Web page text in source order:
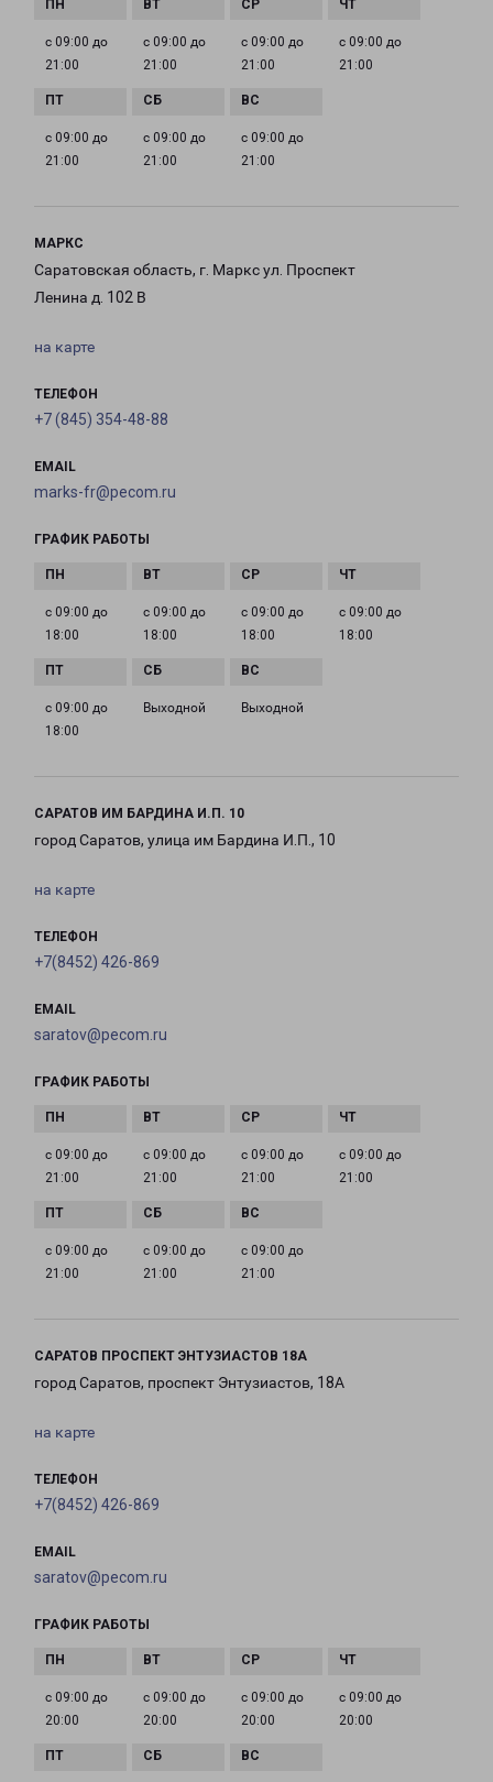
с 09:00 до
21:00
с 09:00 до
21:00
с 09:00 до
21:00
с 09:00 до
21:00
с 09:00 до
21:00
с 09:00 до
21:00
с 09:00 до
21:00
МАРКС
Саратовская область, г. Маркс ул. Проспект
Ленина д. 102 В
на карте
ТЕЛЕФОН
+7 (845) 354-48-88
EMAIL
marks-fr@pecom.ru
ГРАФИК РАБОТЫ
с 09:00 до
18:00
с 09:00 до
18:00
с 09:00 до
18:00
с 09:00 до
18:00
с 09:00 до
18:00
Выходной Выходной
САРАТОВ ИМ БАРДИНА И.П. 10
город Саратов, улица им Бардина И.П., 10
на карте
ТЕЛЕФОН
+7(8452) 426-869
EMAIL
saratov@pecom.ru
ГРАФИК РАБОТЫ
с 09:00 до
21:00
с 09:00 до
21:00
с 09:00 до
21:00
с 09:00 до
21:00
с 09:00 до
21:00
с 09:00 до
21:00
с 09:00 до
21:00
САРАТОВ ПРОСПЕКТ ЭНТУЗИАСТОВ 18А
город Саратов, проспект Энтузиастов, 18А
на карте
ТЕЛЕФОН
+7(8452) 426-869
EMAIL
saratov@pecom.ru
ГРАФИК РАБОТЫ
с 09:00 до
20:00
с 09:00 до
20:00
с 09:00 до
20:00
с 09:00 до
20:00